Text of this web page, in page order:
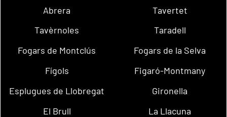
Abrera
Tavertet
Tavèrnoles
Taradell
Fogars de Montclús
Fogars de la Selva
Fígols
Figaró-Montmany
Esplugues de Llobregat
Gironella
El Brull
La Llacuna